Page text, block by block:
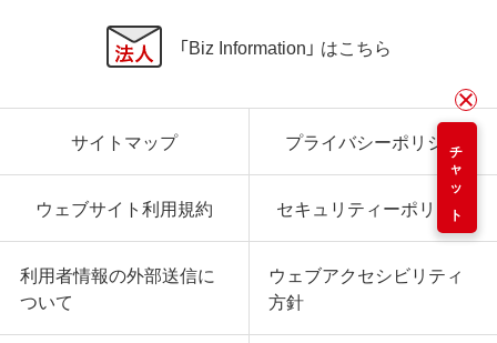
チャット
「Biz Information」 はこちら
サイトマップ プライバシーポリシー
ウェブサイト利用規約 セキュリティーポリシー
利用者情報の外部送信に
ついて
ウェブアクセシビリティ
方針